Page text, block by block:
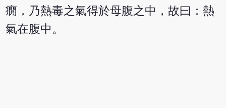
癇，乃熱毒之氣得於母腹之中，故曰：熱
氣在腹中。